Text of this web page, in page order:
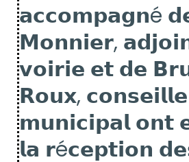
𝗮𝗰𝗰𝗼𝗺𝗽𝗮𝗴𝗻é
𝗠𝗼𝗻𝗻𝗶𝗲𝗿,
𝘃𝗼𝗶𝗿𝗶𝗲 𝗲𝘁 𝗱𝗲
𝗥𝗼𝘂𝘅,
𝗺𝘂𝗻𝗶𝗰𝗶𝗽𝗮𝗹 𝗼𝗻𝘁
𝗹𝗮 𝗿é𝗰𝗲𝗽𝘁𝗶𝗼𝗻